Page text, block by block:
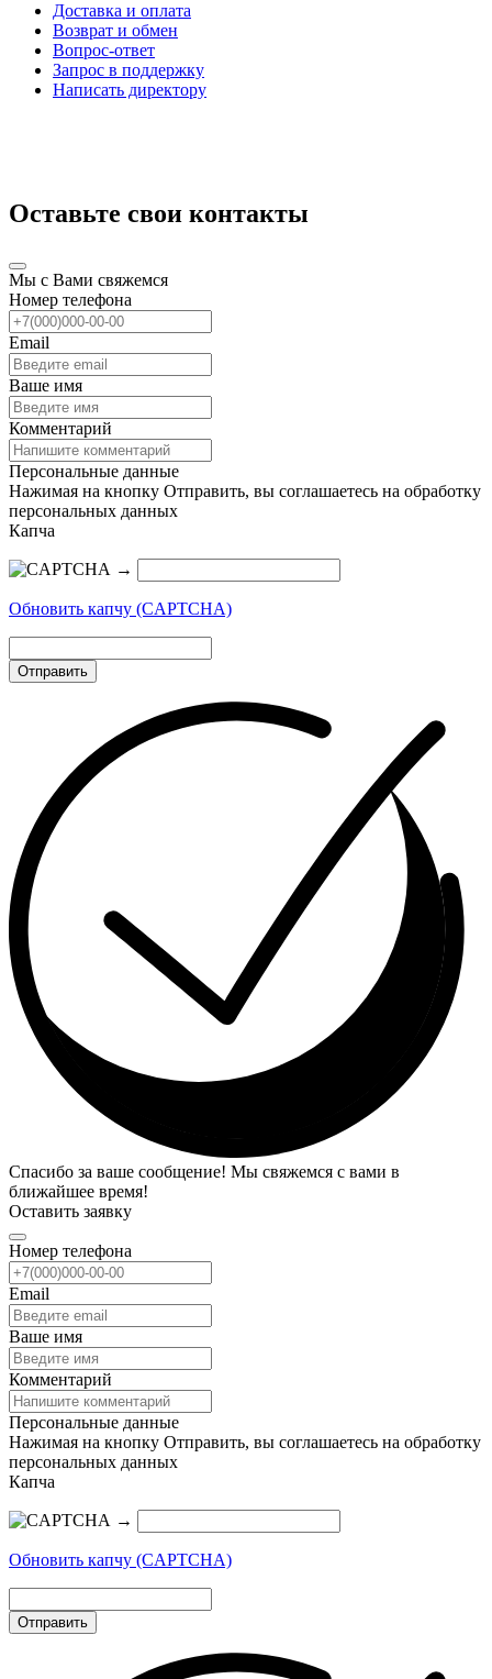
Доставка и оплата
Возврат и обмен
Вопрос-ответ
Запрос в поддержку
Написать директору
Оставьте свои контакты
Мы с Вами свяжемся
Номер телефона
Email
Ваше имя
Комментарий
Персональные данные
Нажимая на кнопку Отправить, вы соглашаетесь на обработку
персональных данных
Капча
→
Обновить капчу (CAPTCHA)
Отправить
Спасибо за ваше сообщение! Мы свяжемся с вами в
ближайшее время!
Оставить заявку
Номер телефона
Email
Ваше имя
Комментарий
Персональные данные
Нажимая на кнопку Отправить, вы соглашаетесь на обработку
персональных данных
Капча
→
Обновить капчу (CAPTCHA)
Отправить